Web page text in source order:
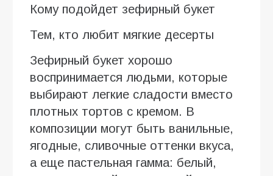
Кому подойдет зефирный букет
Тем, кто любит мягкие десерты
Зефирный букет хорошо
воспринимается людьми, которые
выбирают легкие сладости вместо
плотных тортов с кремом. В
композиции могут быть ванильные,
ягодные, сливочные оттенки вкуса,
а еще пастельная гамма: белый,